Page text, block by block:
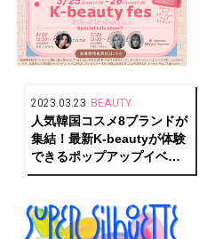
2023.03.23 BEAUTY
人気韓国コスメ8ブランドが
集結！最新K-beautyが体験
できるポップアップイベン
トを表参道で開催